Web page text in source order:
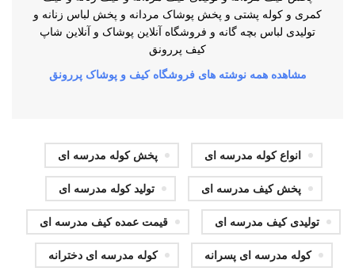
کمری و کوله پشتی و پخش پوشاک مردانه و پخش لباس زنانه و
تولیدی لباس بچه گانه و فروشگاه آنلاین پوشاک و آنلاین شاپ
کیف پررونق
مشاهده همه نوشته های فروشگاه کیف و پوشاک پررونق
انواع کوله مدرسه ای پخش کوله مدرسه ای
پخش کیف مدرسه ای تولید کوله مدرسه ای
تولیدی کیف مدرسه ای قیمت عمده کیف مدرسه ای
کوله مدرسه ای پسرانه کوله مدرسه ای دخترانه